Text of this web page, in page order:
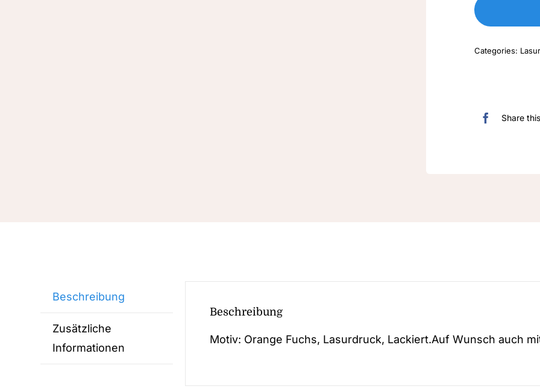
Categories:
Share this
Beschreibung
Zusätzliche
Informationen
Beschreibung
Motiv: Orange Fuchs, Lasurdruck, Lackiert.Auf Wunsch auch